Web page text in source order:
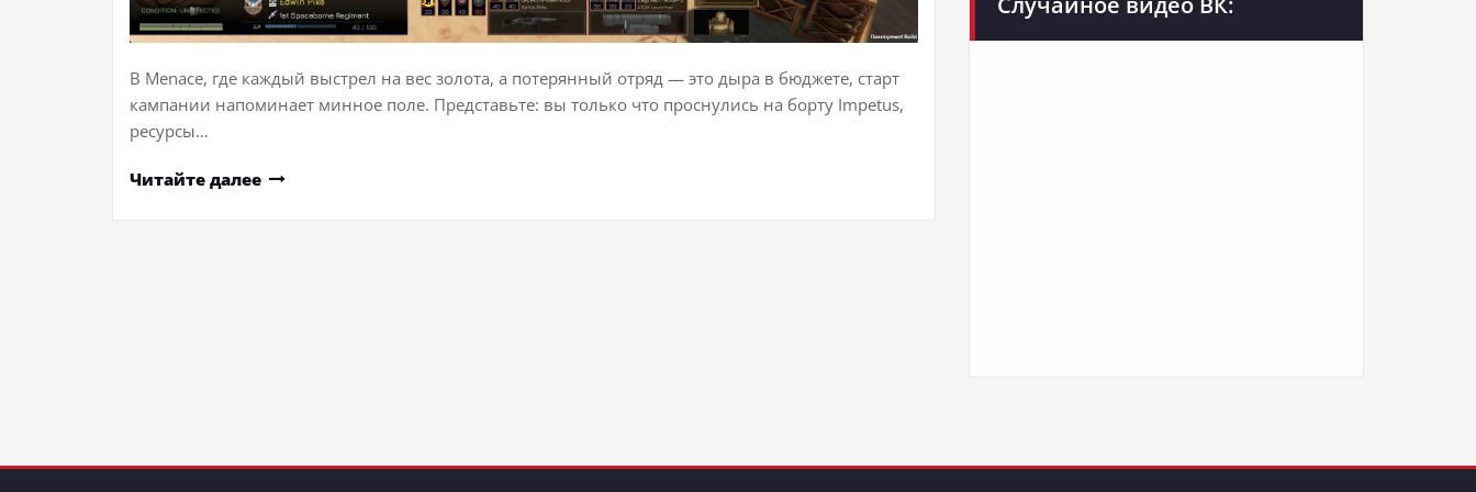
В Menace, где каждый выстрел на вес золота, а потерянный отряд — это дыра в бюджете, старт
кампании напоминает минное поле. Представьте: вы только что проснулись на борту Impetus,
ресурсы…
Читайте далее